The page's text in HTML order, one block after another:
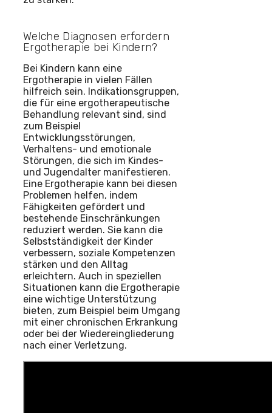
Welche Diagnosen erfordern
Ergotherapie bei Kindern?
Bei Kindern kann eine
Ergotherapie in vielen Fällen
hilfreich sein. Indikationsgruppen,
die für eine ergotherapeutische
Behandlung relevant sind, sind
zum Beispiel
Entwicklungsstörungen,
Verhaltens- und emotionale
Störungen, die sich im Kindes-
und Jugendalter manifestieren.
Eine Ergotherapie kann bei diesen
Problemen helfen, indem
Fähigkeiten gefördert und
bestehende Einschränkungen
reduziert werden. Sie kann die
Selbstständigkeit der Kinder
verbessern, soziale Kompetenzen
stärken und den Alltag
erleichtern. Auch in speziellen
Situationen kann die Ergotherapie
eine wichtige Unterstützung
bieten, zum Beispiel beim Umgang
mit einer chronischen Erkrankung
oder bei der Wiedereingliederung
nach einer Verletzung.